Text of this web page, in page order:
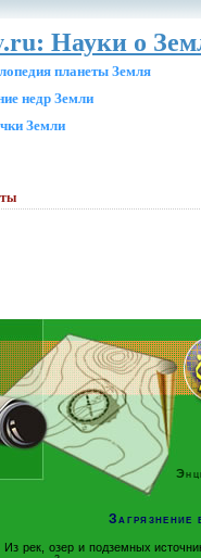
Науки о
планеты Земля
недр Земли
Земли
Загрязнение
Из рек, озер и подземных